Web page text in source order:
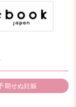
期せぬ妊娠